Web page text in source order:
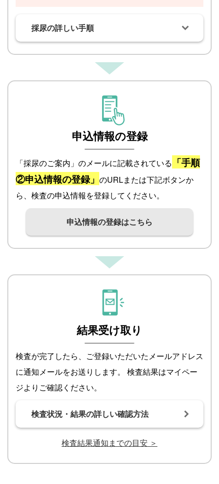
採尿の詳しい手順
申込情報の登録
「採尿のご案内」のメールに記載されている 「手順
②申込情報の登録」 のURLまたは下記ボタンか
ら、検査の申込情報を登録してください。
申込情報の登録はこちら
結果受け取り
検査が完了したら、ご登録いただいたメールアドレス
に通知メールをお送りします。 検査結果はマイペー
ジよりご確認ください。
検査状況・結果の詳しい確認方法
検査結果通知までの目安 ＞